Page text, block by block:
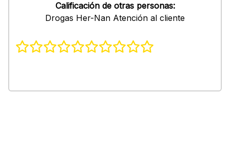
Calificación de otras personas:
Drogas Her-Nan Atención al cliente